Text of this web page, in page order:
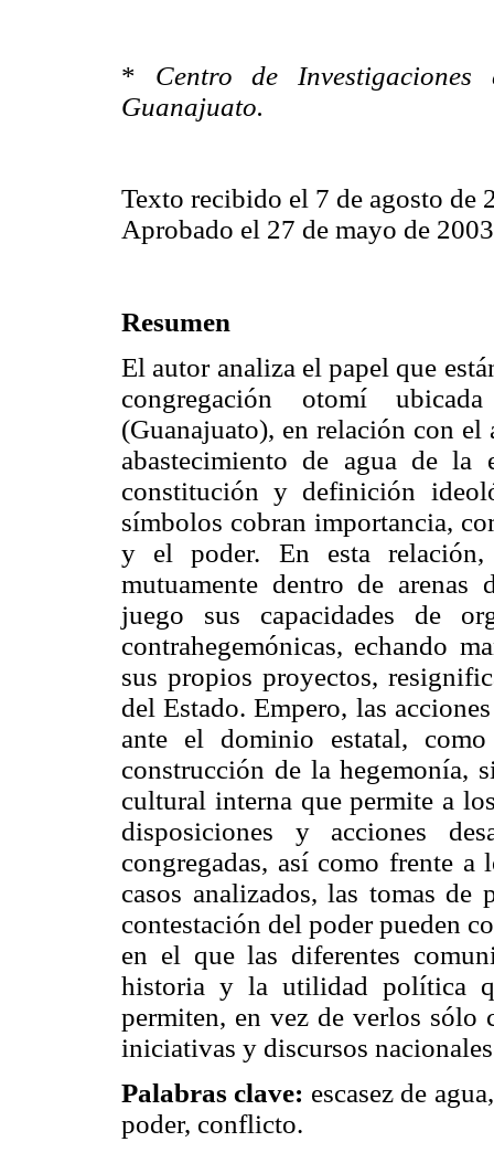
* Centro de
Guanajuato.
Texto recibido el 7 de agosto de
Aprobado el 27 de mayo de 2003
Resumen
El autor analiza el papel que
congregación otomí
(Guanajuato), en relación con el
abastecimiento de agua de la
constitución y definición
símbolos cobran importancia,
y el poder. En esta
mutuamente dentro de
juego sus capacidades de
contrahegemónicas, echando
sus propios proyectos,
del Estado. Empero, las
ante el dominio estatal,
construcción de la hegemonía,
cultural interna que permite a
disposiciones y acciones
congregadas, así como frente
casos analizados, las tomas
contestación del poder pueden
en el que las diferentes
historia y la utilidad política
permiten, en vez de verlos sólo
iniciativas y discursos
Palabras clave: escasez de
poder, conflicto.